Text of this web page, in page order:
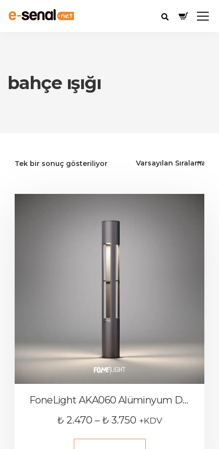
bahçe ışığı
Tek bir sonuç gösteriliyor
FoneLight AKA060 Alüminyum Dış Mekan Bollard Bahçe Aydınlatması
₺ 2.470 – ₺ 3.750 +KDV